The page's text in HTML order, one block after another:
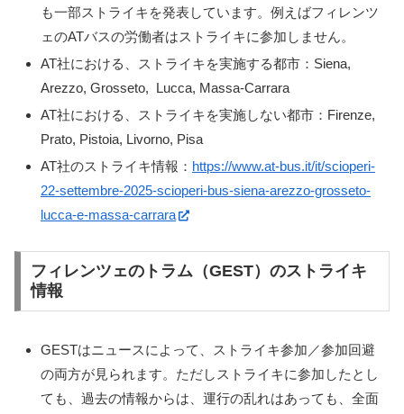
も一部ストライキを発表しています。例えばフィレンツ
ェのATバスの労働者はストライキに参加しません。
AT社における、ストライキを実施する都市：Siena,
Arezzo, Grosseto, Lucca, Massa-Carrara
AT社における、ストライキを実施しない都市：Firenze,
Prato, Pistoia, Livorno, Pisa
AT社のストライキ情報： https://www.at-bus.it/it/scioperi-
22-settembre-2025-scioperi-bus-siena-arezzo-grosseto-
lucca-e-massa-carrara
フィレンツェのトラム（GEST）のストライキ
情報
GESTはニュースによって、ストライキ参加／参加回避
の両方が見られます。ただしストライキに参加したとし
ても、過去の情報からは、運行の乱れはあっても、全面